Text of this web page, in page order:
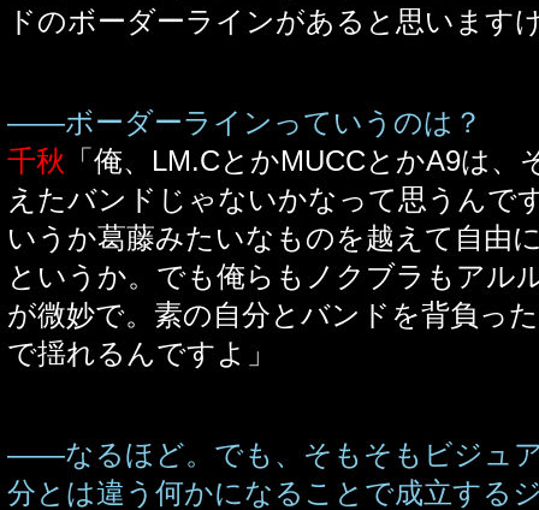
ドのボーダーラインがあると思います
――ボーダーラインっていうのは？
千秋 「俺、LM.CとかMUCCとかA9は、
えたバンドじゃないかなって思うんで
いうか葛藤みたいなものを越えて自由
というか。でも俺らもノクブラもアル
が微妙で。素の自分とバンドを背負っ
で揺れるんですよ」
――なるほど。でも、そもそもビジュ
分とは違う何かになることで成立する